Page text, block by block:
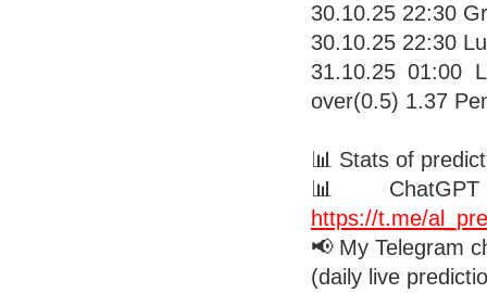
30.10.25 22:30
30.10.25 22:30
31.10.25 01:00
over(0.5) 1.37
📊 Stats of
📊 ChatGPT
https://t.me/
📢 My Telegram
(daily live